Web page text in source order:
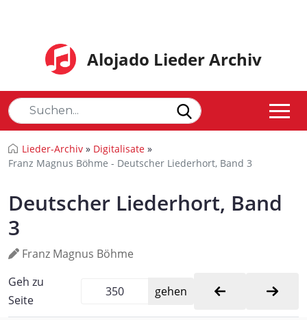
Alojado Lieder Archiv
Lieder-Archiv » Digitalisate »
Franz Magnus Böhme - Deutscher Liederhort, Band 3
Deutscher Liederhort, Band
3
Franz Magnus Böhme
Geh zu
Seite